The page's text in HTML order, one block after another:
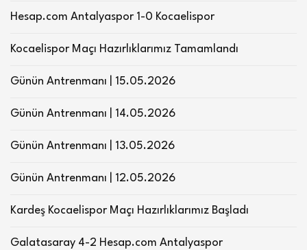
Hesap.com Antalyaspor 1-0 Kocaelispor
Kocaelispor Maçı Hazırlıklarımız Tamamlandı
Günün Antrenmanı | 15.05.2026
Günün Antrenmanı | 14.05.2026
Günün Antrenmanı | 13.05.2026
Günün Antrenmanı | 12.05.2026
Kardeş Kocaelispor Maçı Hazırlıklarımız Başladı
Galatasaray 4-2 Hesap.com Antalyaspor